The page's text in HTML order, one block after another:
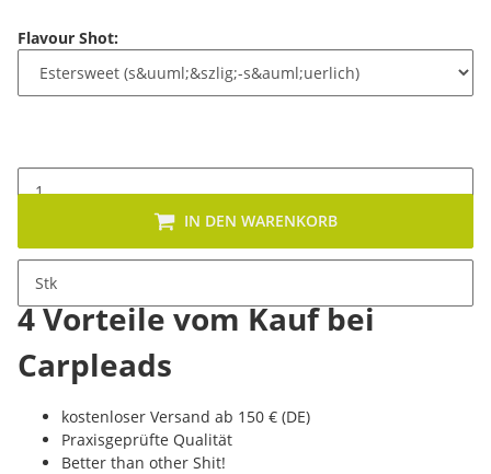
Flavour Shot:
Stk
IN DEN WARENKORB
4 Vorteile vom Kauf bei
Carpleads
kostenloser Versand ab 150 € (DE)
Praxisgeprüfte Qualität
Better than other Shit!